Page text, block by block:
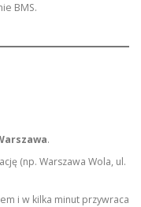
BMS.
.
(np. Warszawa Wola, ul.
i w kilka minut przywraca